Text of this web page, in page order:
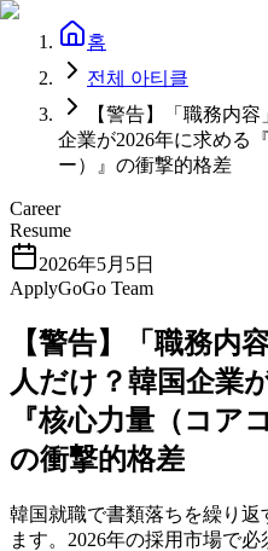
홈
전체 아티클
【警告】「職務内
企業が2026年に求める
ー）』の衝撃的格差
Career
Resume
2026年5月5日
ApplyGoGo Team
【警告】「職務内
人だけ？韓国企業
『核心力量（コア
の衝撃的格差
韓国就職で書類落ちを繰り返
ます。2026年の採用市場で